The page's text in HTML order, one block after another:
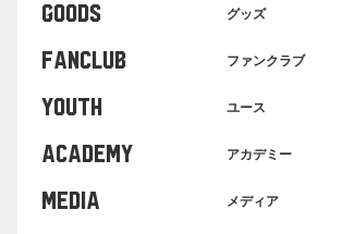
GOODS グッズ
FANCLUB ファンクラブ
YOUTH ユース
ACADEMY アカデミー
MEDIA メディア